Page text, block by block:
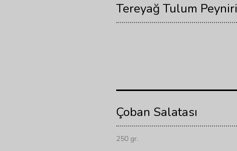
Tereyağ Tulum Peyniri
Çoban Salatası
250 gr.